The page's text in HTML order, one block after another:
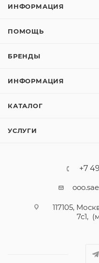
ИНФОРМАЦИЯ
ПОМОЩЬ
БРЕНДЫ
ИНФОРМАЦИЯ
КАТАЛОГ
УСЛУГИ
+7
117105,
7с1,